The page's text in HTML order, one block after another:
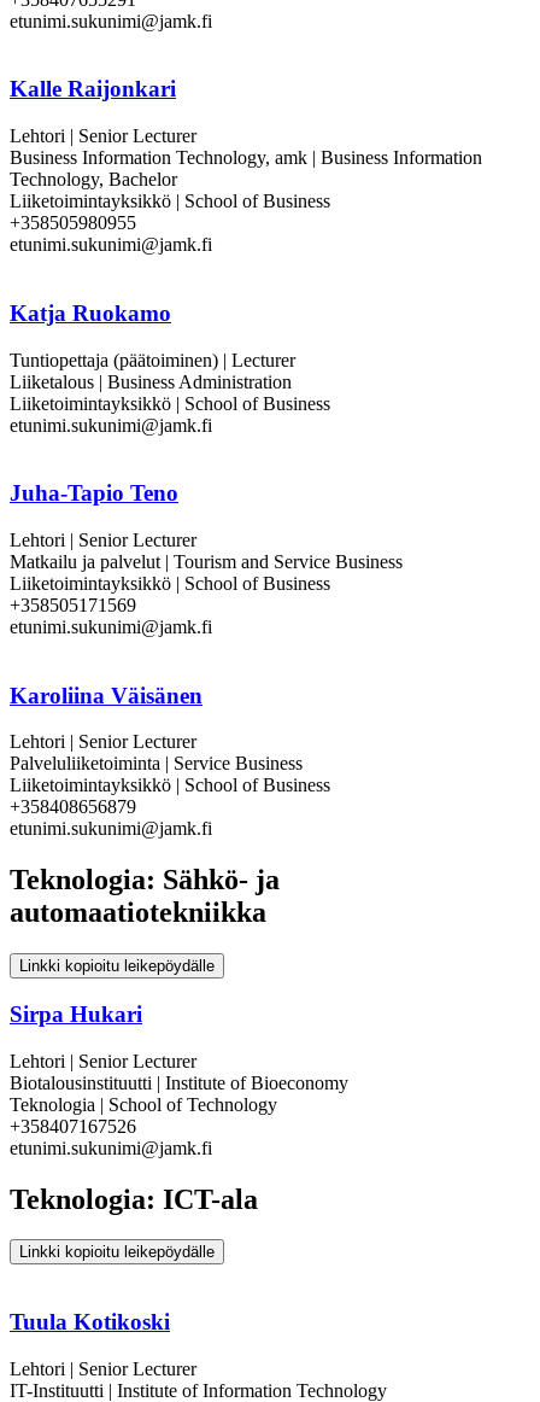
etunimi.sukunimi@jamk.fi
Kalle Raijonkari
Lehtori | Senior Lecturer
Business Information Technology, amk | Business Information
Technology, Bachelor
Liiketoimintayksikkö | School of Business
+358505980955
etunimi.sukunimi@jamk.fi
Katja Ruokamo
Tuntiopettaja (päätoiminen) | Lecturer
Liiketalous | Business Administration
Liiketoimintayksikkö | School of Business
etunimi.sukunimi@jamk.fi
Juha-Tapio Teno
Lehtori | Senior Lecturer
Matkailu ja palvelut | Tourism and Service Business
Liiketoimintayksikkö | School of Business
+358505171569
etunimi.sukunimi@jamk.fi
Karoliina Väisänen
Lehtori | Senior Lecturer
Palveluliiketoiminta | Service Business
Liiketoimintayksikkö | School of Business
+358408656879
etunimi.sukunimi@jamk.fi
Teknologia: Sähkö- ja
automaatiotekniikka
Linkki kopioitu leikepöydälle
Sirpa Hukari
Lehtori | Senior Lecturer
Biotalousinstituutti | Institute of Bioeconomy
Teknologia | School of Technology
+358407167526
etunimi.sukunimi@jamk.fi
Teknologia: ICT-ala
Linkki kopioitu leikepöydälle
Tuula Kotikoski
Lehtori | Senior Lecturer
IT-Instituutti | Institute of Information Technology